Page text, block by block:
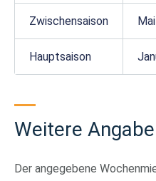
Zwischensaison
Hauptsaison
Weitere
Der angegebene